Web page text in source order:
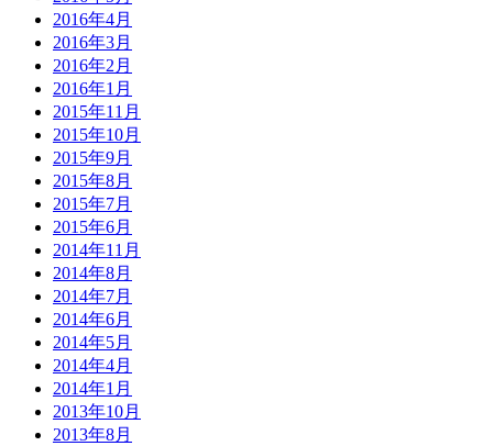
2016年4月
2016年3月
2016年2月
2016年1月
2015年11月
2015年10月
2015年9月
2015年8月
2015年7月
2015年6月
2014年11月
2014年8月
2014年7月
2014年6月
2014年5月
2014年4月
2014年1月
2013年10月
2013年8月